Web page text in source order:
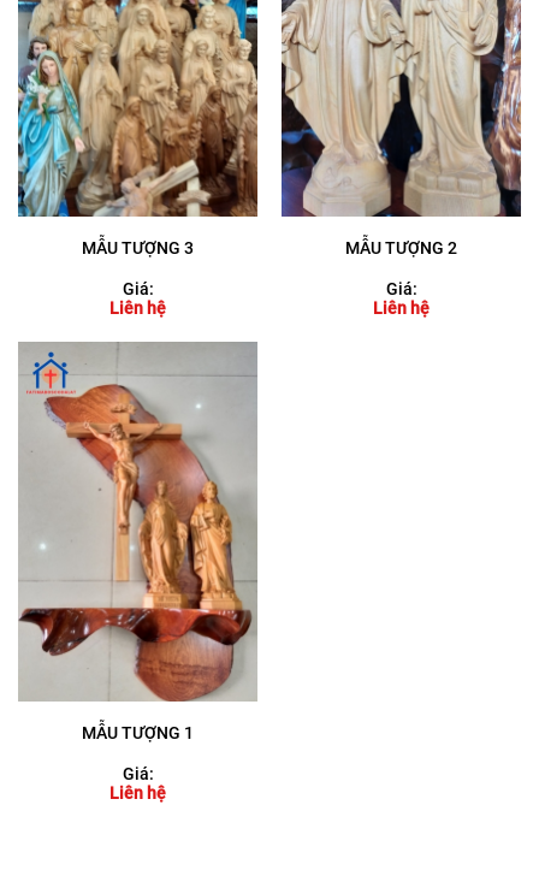
MẪU TƯỢNG 3
Giá:
Liên hệ
MẪU TƯỢNG 2
Giá:
Liên hệ
MẪU TƯỢNG 1
Giá:
Liên hệ